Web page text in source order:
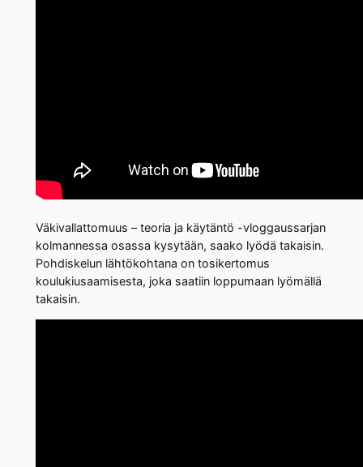
Väkivallattomuus – teoria ja käytäntö -vloggaussarjan
kolmannessa osassa kysytään, saako lyödä takaisin.
Pohdiskelun lähtökohtana on tosikertomus
koulukiusaamisesta, joka saatiin loppumaan lyömällä
takaisin.